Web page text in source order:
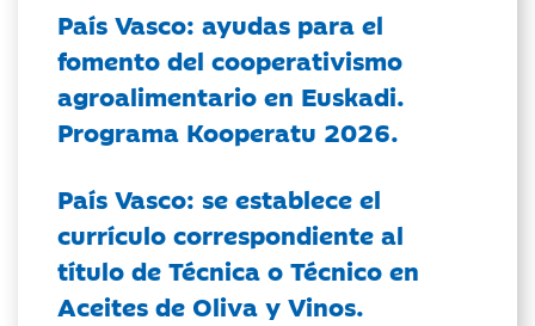
País Vasco: ayudas para el
fomento del cooperativismo
agroalimentario en Euskadi.
Programa Kooperatu 2026.
País Vasco: se establece el
currículo correspondiente al
título de Técnica o Técnico en
Aceites de Oliva y Vinos.